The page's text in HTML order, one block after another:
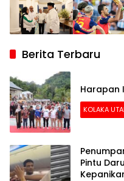
Berita Terbaru
Harapan
KOLAKA
Pintu